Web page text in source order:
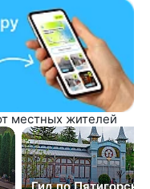
местных жителей